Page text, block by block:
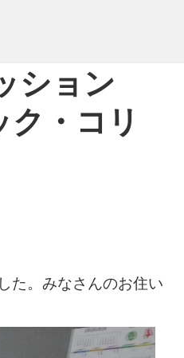
ション
・コリ
た。みなさんのお住い